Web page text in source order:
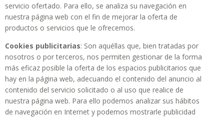
servicio ofertado. Para ello, se analiza su navegación en
nuestra página web con el fin de mejorar la oferta de
productos o servicios que le ofrecemos.
Cookies publicitarias: Son aquéllas que, bien tratadas por
nosotros o por terceros, nos permiten gestionar de la forma
más eficaz posible la oferta de los espacios publicitarios que
hay en la página web, adecuando el contenido del anuncio al
contenido del servicio solicitado o al uso que realice de
nuestra página web. Para ello podemos analizar sus hábitos
de navegación en Internet y podemos mostrarle publicidad